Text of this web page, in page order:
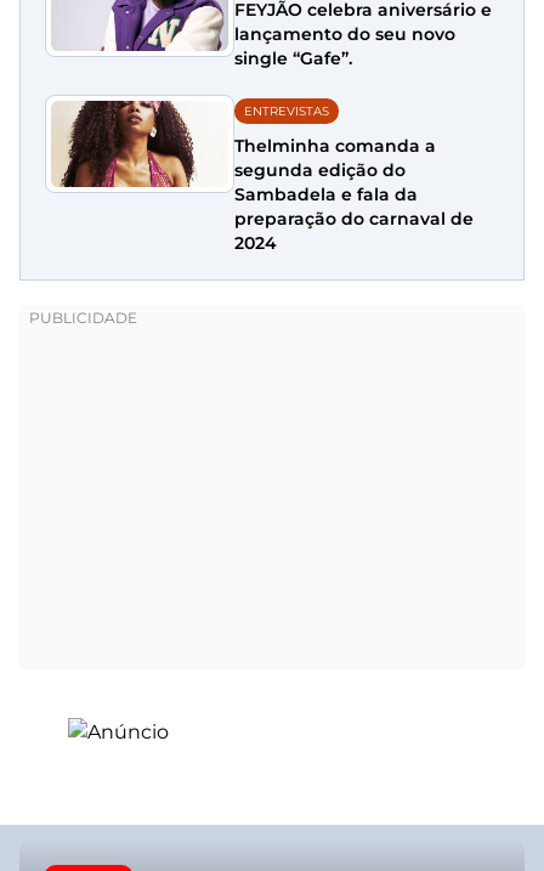
FEYJÃO celebra aniversário e
lançamento do seu novo
single “Gafe”.
ENTREVISTAS
Thelminha comanda a
segunda edição do
Sambadela e fala da
preparação do carnaval de
2024